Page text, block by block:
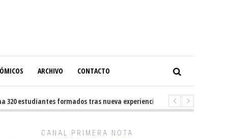
ARCHIVO CONTACTO
320 estudiantes formados tras nueva experiencia internacional en
CANAL PRIMERA NOTA